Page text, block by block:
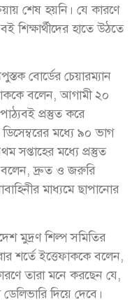
শেষ হয়নি। যে কারণে
হাতে উঠতে
বোর্ডের চেয়ারম্যান
বলেন, আগামী ২০
প্রস্তুত করে
মধ্যে ৯০ ভাগ
সপ্তাহের মধ্যে প্রস্তুত
বলেন, দ্রুত ও জরুরি
মাধ্যমে ছাপানোর
মুদ্রণ শিল্প সমিতির
শর্তে ইত্তেফাককে বলেন,
তারা মনে করছেন যে,
দিয়ে দেবে।